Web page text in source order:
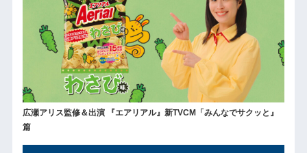
広瀬アリス監修＆出演 『エアリアル』新TVCM「みんなでサクッと』
篇